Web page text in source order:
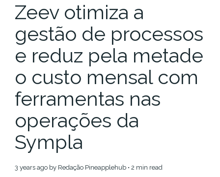
Zeev otimiza a
gestão de processos
e reduz pela metade
o custo mensal com
ferramentas nas
operações da
Sympla
3 years ago by Redação Pineapplehub • 2 min read